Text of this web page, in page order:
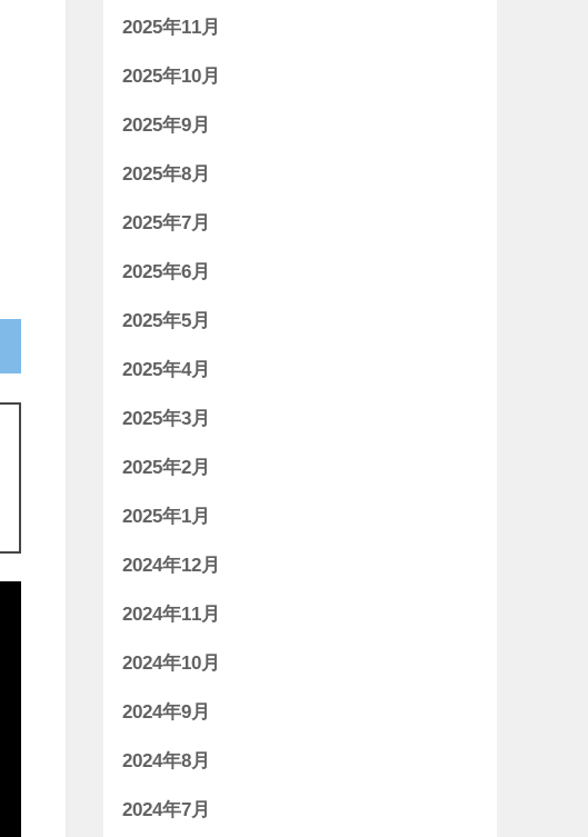
2025年11月
2025年10月
2025年9月
2025年8月
2025年7月
2025年6月
2025年5月
2025年4月
2025年3月
2025年2月
2025年1月
2024年12月
2024年11月
2024年10月
2024年9月
2024年8月
2024年7月